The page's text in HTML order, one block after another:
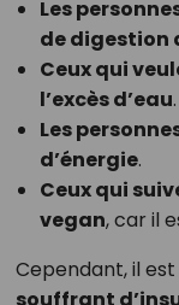
Les
de digestion
Ceux qui
l’excès d’eau.
Les
d’énergie.
Ceux qui
vegan, car il
Cependant, il est
souffrant